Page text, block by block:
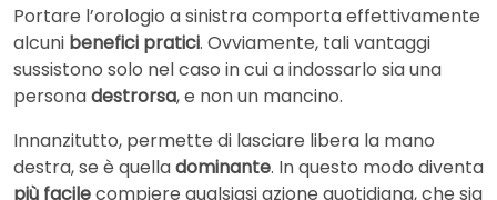
Portare l’orologio a sinistra comporta effettivamente
alcuni benefici pratici. Ovviamente, tali vantaggi
sussistono solo nel caso in cui a indossarlo sia una
personadestrorsa, e non un mancino.
Innanzitutto, permette di lasciare libera la mano
destra, se è quelladominante. In questo modo diventa
più facilecompiere qualsiasi azione quotidiana, che sia